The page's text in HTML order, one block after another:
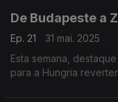
De Budapeste a
Ep. 21
31 mai. 2025
Esta semana,
para a Hungria